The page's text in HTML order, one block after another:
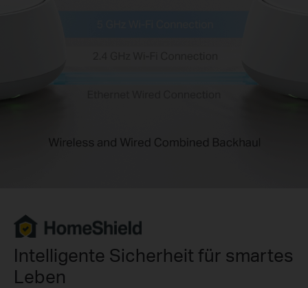
Intelligente Sicherheit für smartes
Leben